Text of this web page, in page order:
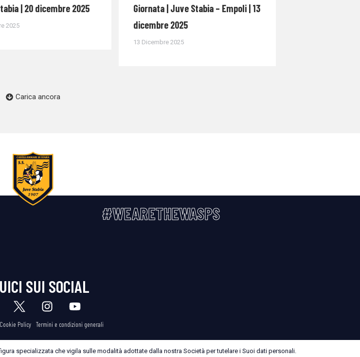
| 20 dicembre 2025
2025
Giornata | Juve Stabia – Empoli | 13
dicembre 2025
13 Dicembre 2025
Carica ancora
#WEARETHEWASPS
SUI SOCIAL
Cookie Policy Termini e condizioni generali
specializzata che vigila sulle modalità adottate dalla nostra Società per tutelare i Suoi dati personali.